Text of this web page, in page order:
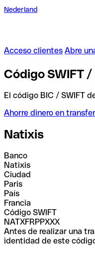
Nederland
Acceso clientes Abre
Código SWIFT
El código BIC / SWIFT
Ahorre dinero en
Natixis
Banco
Natixis
Ciudad
Paris
País
Francia
Código SWIFT
NATXFRPPXXX
Antes de realizar una
identidad de este